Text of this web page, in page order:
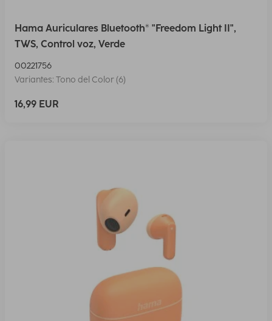
Hama Auriculares Bluetooth® "Freedom Light II",
TWS, Control voz, Verde
00221756
Variantes: Tono del Color (6)
16,99 EUR